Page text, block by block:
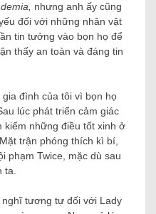
nhưng anh ấy cũng
đối với những nhân vật
tin tưởng vào bọn họ để
thấy an toàn và đáng tin
đình của tôi vì bọn họ
lúc phát triển cảm giác
kiếm những điều tốt xinh ở
trận phóng thích kì bí,
phạm Twice, mặc dù sau
ta.
tương tự đối với Lady